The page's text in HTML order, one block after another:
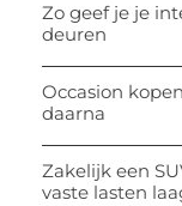
Zo geef je je
deuren
Occasion
daarna
Zakelijk een
vaste lasten